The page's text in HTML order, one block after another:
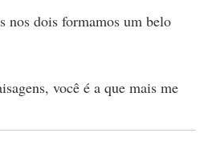
nos dois formamos um belo
você é a que mais me